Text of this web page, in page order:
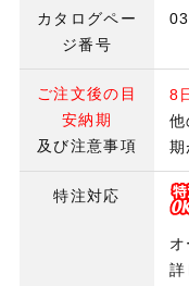
カタログペー
ジ番号
ご注文後の目
安納期
及び注意事項
8
他
期
特注対応
詳